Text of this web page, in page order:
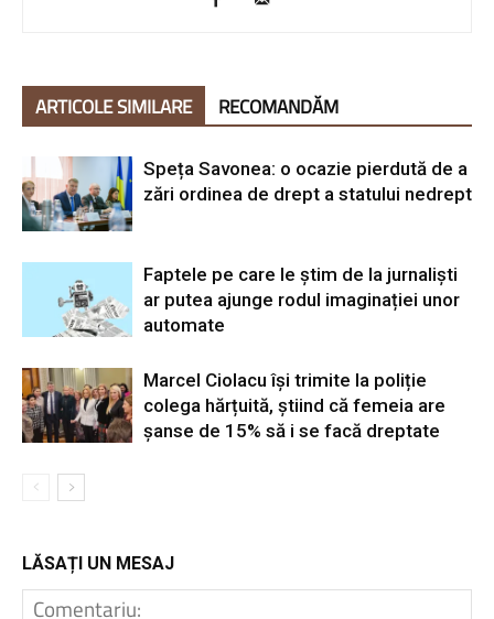
ARTICOLE SIMILARE RECOMANDĂM
Speța Savonea: o ocazie pierdută de a
zări ordinea de drept a statului nedrept
Faptele pe care le știm de la jurnaliști
ar putea ajunge rodul imaginației unor
automate
Marcel Ciolacu își trimite la poliție
colega hărțuită, știind că femeia are
șanse de 15% să i se facă dreptate
LĂSAȚI UN MESAJ